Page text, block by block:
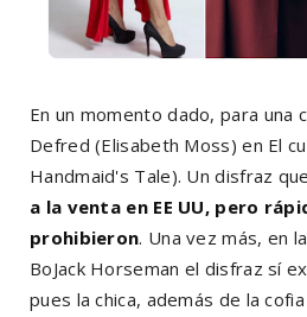
En un momento dado, para una
Defred (Elisabeth Moss) en El
Handmaid's Tale). Un disfraz
a la venta en EE UU, pero
prohibieron. Una vez más, en
BoJack Horseman el disfraz sí
pues la chica, además de la